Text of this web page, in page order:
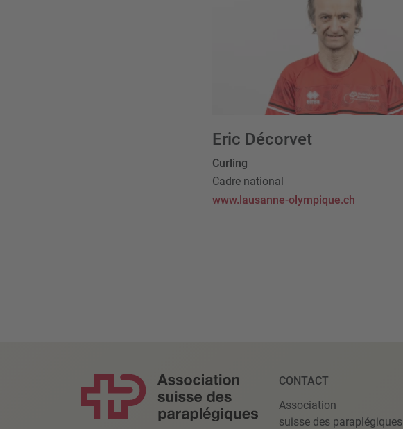
Eric Décorvet
Curling
Cadre national
www.lausanne-olympique.ch
CONTACT
Association
suisse des paraplégiques